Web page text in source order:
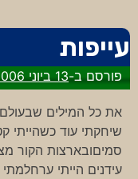
עייפות
פורסם ב-13 ביוני 2006
את כל המילים
שיחקתי עוד כשהייתי
סמיםובארצות הקור
עידנים הייתי